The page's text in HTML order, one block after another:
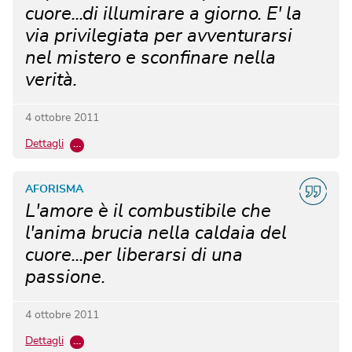
cuore...di illumirare a giorno. E' la
via privilegiata per avventurarsi
nel mistero e sconfinare nella
verità.
4 ottobre 2011
Dettagli …
L'amore è il combustibile che
l'anima brucia nella caldaia del
cuore...per liberarsi di una
passione.
AFORISMA
4 ottobre 2011
Dettagli …